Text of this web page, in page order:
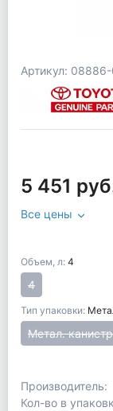
Артикул:
5 451
Все цены
Объем, л: 4
4
Тип упаковки:
Метал.
Производитель:
Кол-во в